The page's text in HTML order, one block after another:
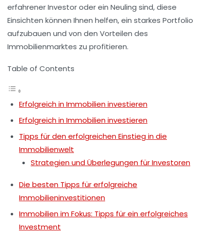
erfahrener Investor oder ein Neuling sind, diese
Einsichten können Ihnen helfen, ein starkes Portfolio
aufzubauen und von den Vorteilen des
Immobilienmarktes zu profitieren.
Table of Contents
Erfolgreich in Immobilien investieren
Erfolgreich in Immobilien investieren
Tipps für den erfolgreichen Einstieg in die
Immobilienwelt
Strategien und Überlegungen für Investoren
Die besten Tipps für erfolgreiche
Immobilieninvestitionen
Immobilien im Fokus: Tipps für ein erfolgreiches
Investment